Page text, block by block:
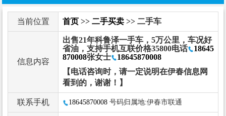
当前位置 首页 >> 二手买卖 >> 二手车
信息内容
出售21年科鲁泽一手车，5万公里，车况好
省油，支持手机互联价格35800电话
18645
870008张女士
18645870008
【电话咨询时，请一定说明在伊春信息网
看到的，谢谢！】
联系手机 18645870008 号码归属地:伊春市联通